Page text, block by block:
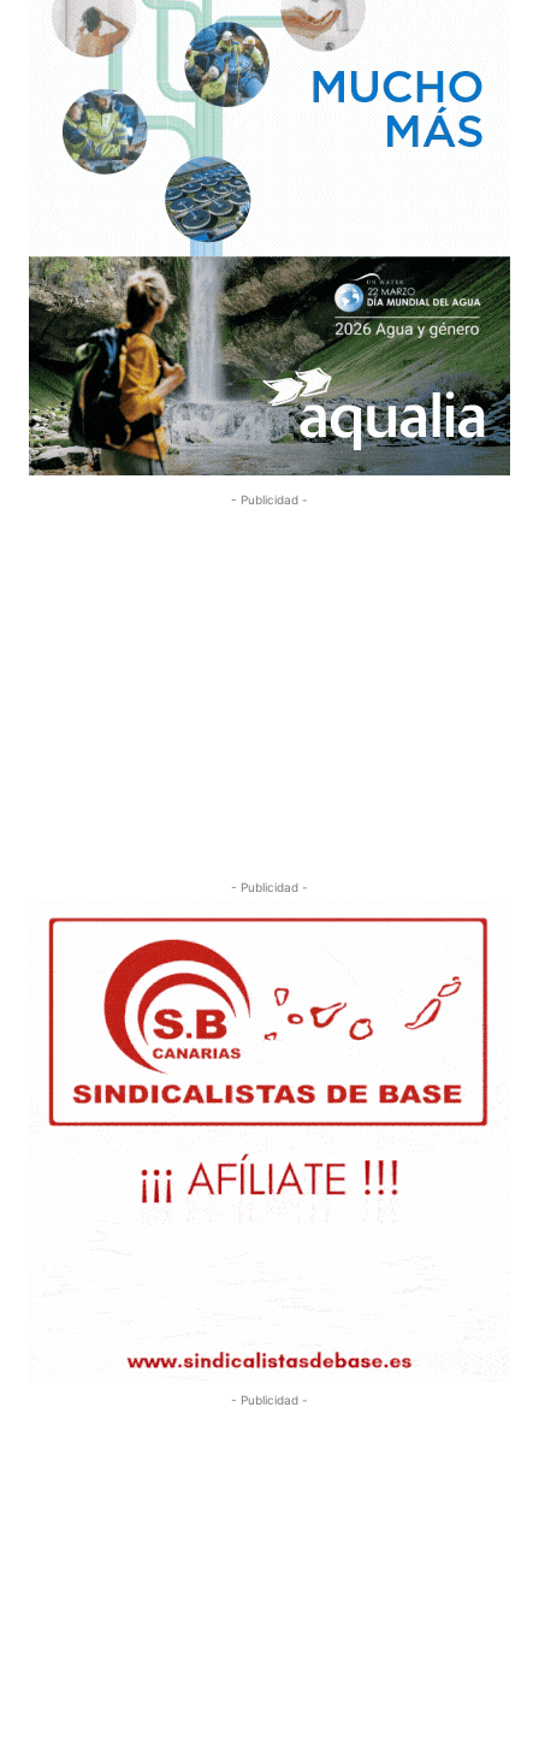
- Publicidad -
- Publicidad -
- Publicidad -